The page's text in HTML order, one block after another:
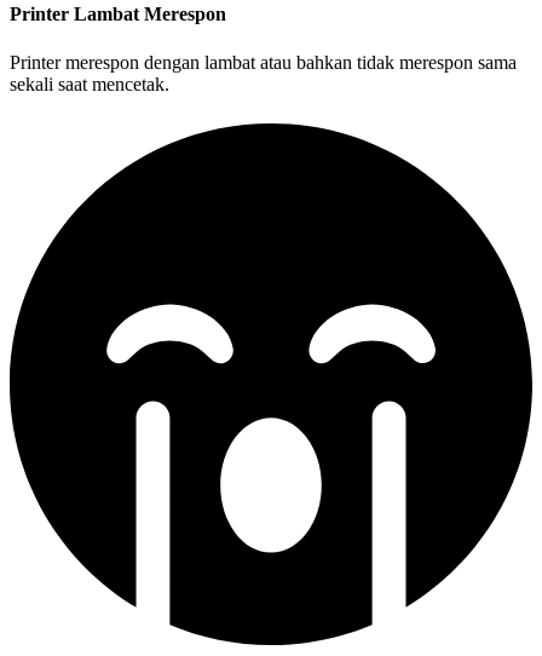
Printer Lambat Merespon
Printer merespon dengan lambat atau bahkan tidak merespon sama
sekali saat mencetak.